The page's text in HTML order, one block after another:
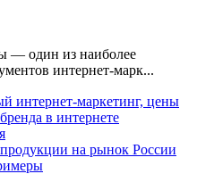
— один из наиболее
интернет-марк...
интернет-маркетинг, цены
в интернете
на рынок России